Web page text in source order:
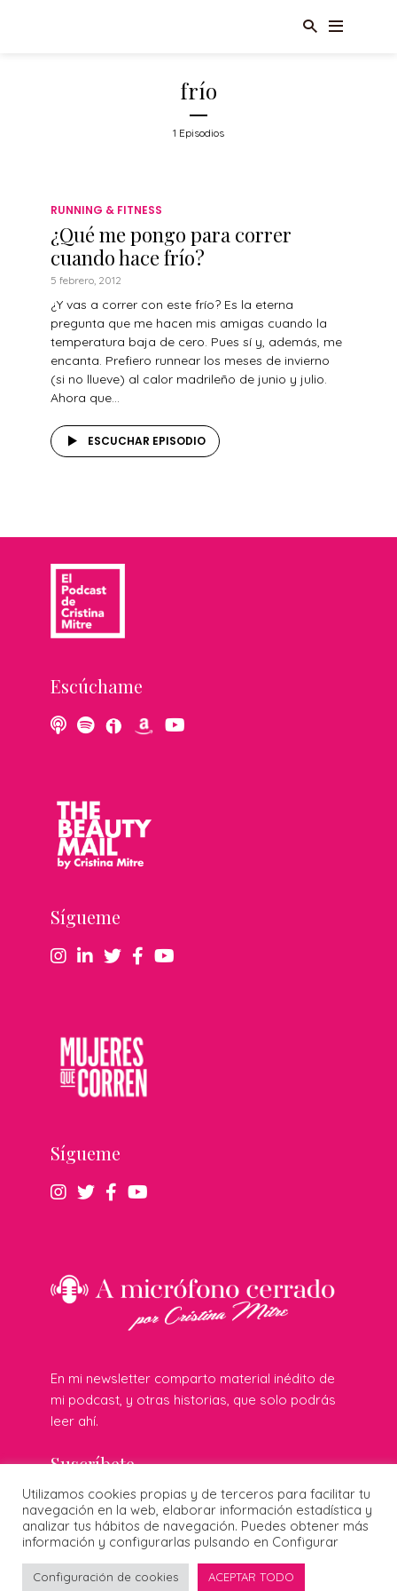
frío
1 Episodios
RUNNING & FITNESS
¿Qué me pongo para correr
cuando hace frío?
5 febrero, 2012
¿Y vas a correr con este frío? Es la eterna
pregunta que me hacen mis amigas cuando la
temperatura baja de cero. Pues sí y, además, me
encanta. Prefiero runnear los meses de invierno
(si no llueve) al calor madrileño de junio y julio.
Ahora que...
ESCUCHAR EPISODIO
Escúchame
Sígueme
Sígueme
En mi newsletter comparto material inédito de
mi podcast, y otras historias, que solo podrás
leer ahí.
Suscríbete
© 2026 Cristina Mitre · Todos los derechos reservados ·
Diseñado por:
Utilizamos cookies propias y de terceros para facilitar tu
navegación en la web, elaborar información estadística y
analizar tus hábitos de navegación. Puedes obtener más
información y configurarlas pulsando en Configurar
Configuración de cookies ACEPTAR TODO